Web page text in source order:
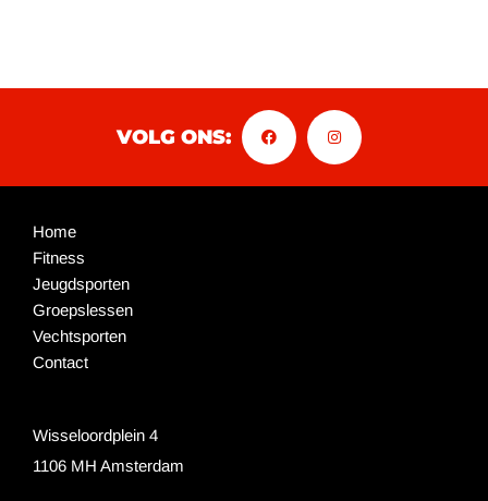
VOLG ONS:
Home
Fitness
Jeugdsporten
Groepslessen
Vechtsporten
Contact
Wisseloordplein 4
1106 MH Amsterdam